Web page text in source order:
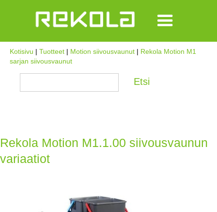
Kotisivu | Tuotteet | Motion siivousvaunut | Rekola Motion M1
sarjan siivousvaunut
Rekola Motion M1.1.00 siivousvaunun
variaatiot